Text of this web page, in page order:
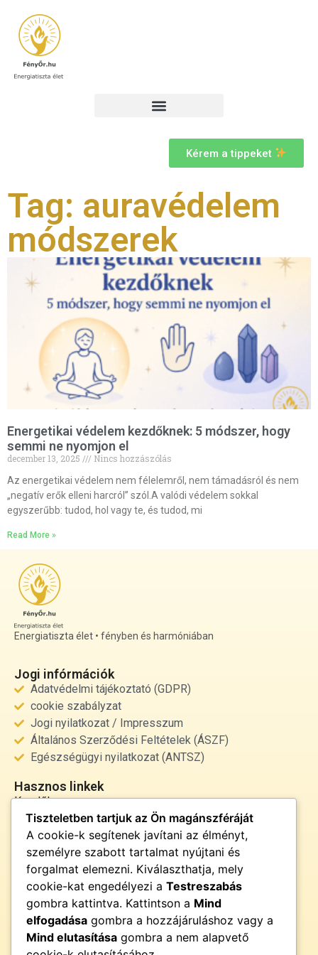
Kérem a tippeket
Tag: auravédelem
módszerek
Energetikai védelem kezdőknek: 5 módszer, hogy
semmi ne nyomjon el
december 13, 2025
Nincs hozzászólás
Az energetikai védelem nem félelemről, nem támadásról és nem
„negatív erők elleni harcról” szól.A valódi védelem sokkal
egyszerűbb: tudod, hol vagy te, és tudod, mi
Read More »
Energiatiszta élet • fényben és harmóniában
Jogi infórmációk
Adatvédelmi tájékoztató (GDPR)
cookie szabályzat
Jogi nyilatkozat / Impresszum
Általános Szerződési Feltételek (ÁSZF)
Egészségügyi nyilatkozat (ANTSZ)
Hasznos linkek
Kezdőlap
Rólunk
Szolgáltatások
Kapcsolat
Kapcsolat
info@fenyor.hu
+36 30 000 0000
Magyarország
Tiszteletben tartjuk az Ön magánszféráját
A cookie-k segítenek javítani az élményt,
személyre szabott tartalmat nyújtani és
forgalmat elemezni. Kiválaszthatja, mely
cookie-kat engedélyezi a Testreszabás
gombra kattintva. Kattintson a Mind
elfogadása gombra a hozzájáruláshoz vagy a
Mind elutasítása gombra a nem alapvető